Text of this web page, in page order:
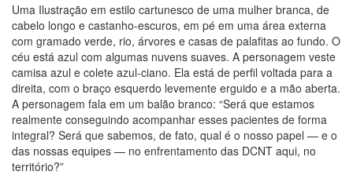
Uma Ilustração em estilo cartunesco de uma mulher branca, de
cabelo longo e castanho-escuros, em pé em uma área externa
com gramado verde, rio, árvores e casas de palafitas ao fundo. O
céu está azul com algumas nuvens suaves. A personagem veste
camisa azul e colete azul-ciano. Ela está de perfil voltada para a
direita, com o braço esquerdo levemente erguido e a mão aberta.
A personagem fala em um balão branco: “Será que estamos
realmente conseguindo acompanhar esses pacientes de forma
integral? Será que sabemos, de fato, qual é o nosso papel — e o
das nossas equipes — no enfrentamento das DCNT aqui, no
território?”